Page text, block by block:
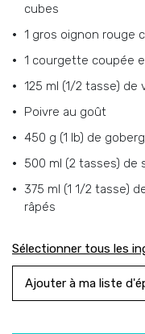
cubes
1 gros oignon rouge
1 courgette coupée
125 ml (1/2 tasse)
Poivre au goût
450 g (1 lb) de
500 ml (2 tasses) de
375 ml (1 1/2 tasse)
râpés
Sélectionner tous les
Ajouter à ma liste